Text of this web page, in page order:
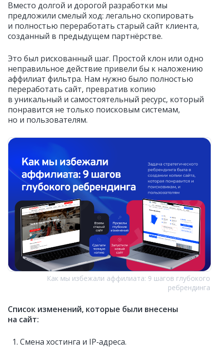
Вместо долгой и дорогой разработки мы
предложили смелый ход: легально скопировать
и полностью переработать старый сайт клиента,
созданный в предыдущем партнёрстве.
Это был рискованный шаг. Простой клон или одно
неправильное действие привели бы к наложению
аффилиат фильтра. Нам нужно было полностью
переработать сайт, превратив копию
в уникальный и самостоятельный ресурс, который
понравится не только поисковым системам,
но и пользователям.
Как мы избежали аффилиата: 9 шагов глубокого
ребрендинга
Список изменений, которые были внесены
на сайт:
Смена хостинга и IP‑адреса.